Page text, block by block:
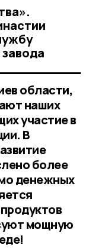
области,
наших
участие в
В
более
денежных
мощную